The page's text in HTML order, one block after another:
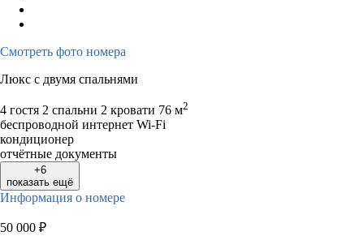
Смотреть фото номера
Люкс с двумя спальнями
4 гостя 2 спальни 2 кровати 76 м2
беспроводной интернет Wi-Fi
кондиционер
отчётные документы
+6
показать ещё
Информация о номере
50 000 ₽